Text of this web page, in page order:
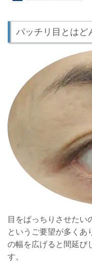
パッチリ目とはど
目をぱっちりさせたい
というご要望が多くあ
の幅を広げると間延び
す。